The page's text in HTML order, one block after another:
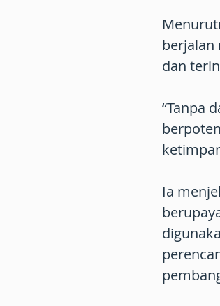
berjalan
dan
“Tanpa
Ia